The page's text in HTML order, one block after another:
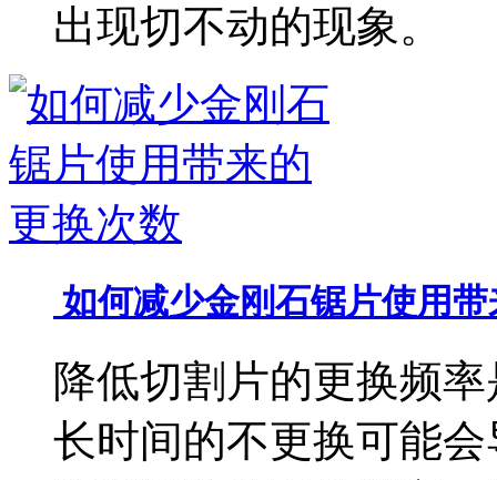
出现切不动的现象。
如何减少金刚石锯片使用
降低切割片的更换频
长时间的不更换可能